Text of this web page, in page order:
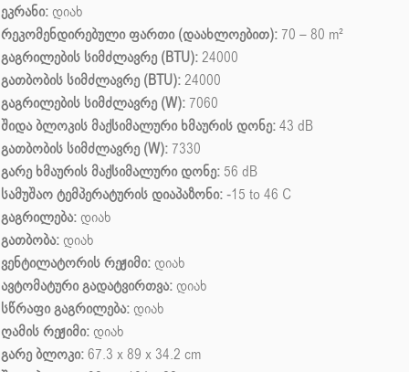
ეკრანი: დიახ
რეკომენდირებული ფართი (დაახლოებით): 70 – 80 m²
გაგრილების სიმძლავრე (BTU):24000
გათბობის სიმძლავრე (BTU):24000
გაგრილების სიმძლავრე (W): 7060
შიდა ბლოკის მაქსიმალური ხმაურის დონე:43 dB
გათბობის სიმძლავრე (W): 7330
გარე ხმაურის მაქსიმალური დონე: 56 dB
სამუშაო ტემპერატურის დიაპაზონი:-15 to 46 С
გაგრილება: დიახ
გათბობა: დიახ
ვენტილატორის რეჟიმი: დიახ
ავტომატური გადატვირთვა: დიახ
სწრაფი გაგრილება: დიახ
ღამის რეჟიმი: დიახ
გარე ბლოკი:67.3 x 89 x 34.2 cm